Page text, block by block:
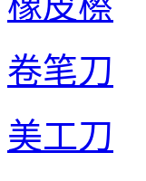
卷笔刀
美工刀